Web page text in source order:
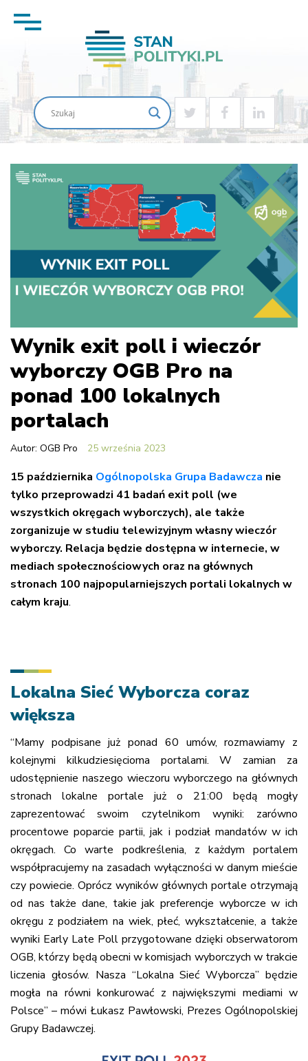
Wynik exit poll i wieczór
wyborczy OGB Pro na
ponad 100 lokalnych
portalach
Autor: OGB Pro 25 września 2023
15 października Ogólnopolska Grupa Badawcza nie
tylko przeprowadzi 41 badań exit poll (we
wszystkich okręgach wyborczych), ale także
zorganizuje w studiu telewizyjnym własny wieczór
wyborczy. Relacja będzie dostępna w internecie, w
mediach społecznościowych oraz na głównych
stronach 100 najpopularniejszych portali lokalnych w
całym kraju.
Lokalna Sieć Wyborcza coraz
większa
“Mamy podpisane już ponad 60 umów, rozmawiamy z
kolejnymi kilkudziesięcioma portalami. W zamian za
udostępnienie naszego wieczoru wyborczego na głównych
stronach lokalne portale już o 21:00 będą mogły
zaprezentować swoim czytelnikom wyniki: zarówno
procentowe poparcie partii, jak i podział mandatów w ich
okręgach. Co warte podkreślenia, z każdym portalem
współpracujemy na zasadach wyłączności w danym mieście
czy powiecie. Oprócz wyników głównych portale otrzymają
od nas także dane, takie jak preferencje wyborcze w ich
okręgu z podziałem na wiek, płeć, wykształcenie, a także
wyniki Early Late Poll przygotowane dzięki obserwatorom
OGB, którzy będą obecni w komisjach wyborczych w trakcie
liczenia głosów. Nasza “Lokalna Sieć Wyborcza” będzie
mogła na równi konkurować z największymi mediami w
Polsce” – mówi Łukasz Pawłowski, Prezes Ogólnopolskiej
Grupy Badawczej.